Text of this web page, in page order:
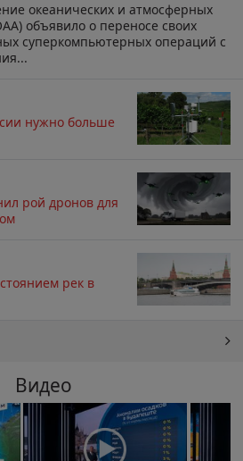
океанических и атмосферных
объявило о переносе своих
суперкомпьютерных операций с
нужно больше
рой дронов для
рек в
Видео